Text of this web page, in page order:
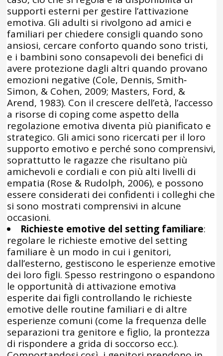
supporti esterni per gestire l’attivazione
emotiva. Gli adulti si rivolgono ad amici e
familiari per chiedere consigli quando sono
ansiosi, cercare conforto quando sono tristi,
e i bambini sono consapevoli dei benefici di
avere protezione dagli altri quando provano
emozioni negative (Cole, Dennis, Smith‐
Simon, & Cohen, 2009; Masters, Ford, &
Arend, 1983). Con il crescere dell’età, l’accesso
a risorse di coping come aspetto della
regolazione emotiva diventa più pianificato e
strategico. Gli amici sono ricercati per il loro
supporto emotivo e perché sono comprensivi,
soprattutto le ragazze che risultano più
amichevoli e cordiali e con più alti livelli di
empatia (Rose & Rudolph, 2006), e possono
essere considerati dei confidenti i colleghi che
si sono mostrati comprensivi in alcune
occasioni.
Richieste emotive del setting familiare:
regolare le richieste emotive del setting
familiare è un modo in cui i genitori,
dall’esterno, gestiscono le esperienze emotive
dei loro figli. Spesso restringono o espandono
le opportunità di attivazione emotiva
esperite dai figli controllando le richieste
emotive delle routine familiari e di altre
esperienze comuni (come la frequenza delle
separazioni tra genitore e figlio, la prontezza
di rispondere a grida di soccorso ecc.).